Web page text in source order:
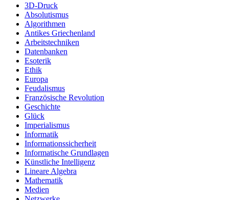
3D-Druck
Absolutismus
Algorithmen
Antikes Griechenland
Arbeitstechniken
Datenbanken
Esoterik
Ethik
Europa
Feudalismus
Französische Revolution
Geschichte
Glück
Imperialismus
Informatik
Informationssicherheit
Informatische Grundlagen
Künstliche Intelligenz
Lineare Algebra
Mathematik
Medien